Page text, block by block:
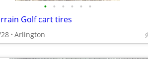
• • • • • •
Golf cart tires
Arlington